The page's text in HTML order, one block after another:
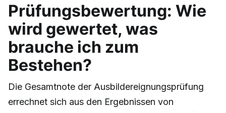
Prüfungsbewertung: Wie
wird gewertet, was
brauche ich zum
Bestehen?
Die Gesamtnote der Ausbildereignungsprüfung
errechnet sich aus den Ergebnissen von